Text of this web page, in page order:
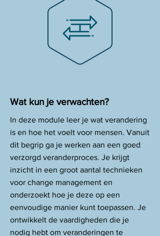
Wat kun je verwachten?
In deze module leer je wat verandering
is en hoe het voelt voor mensen. Vanuit
dit begrip ga je werken aan een goed
verzorgd veranderproces. Je krijgt
inzicht in een groot aantal technieken
voor change management en
onderzoekt hoe je deze op een
eenvoudige manier kunt toepassen. Je
ontwikkelt de vaardigheden die je
nodig hebt om veranderingen te